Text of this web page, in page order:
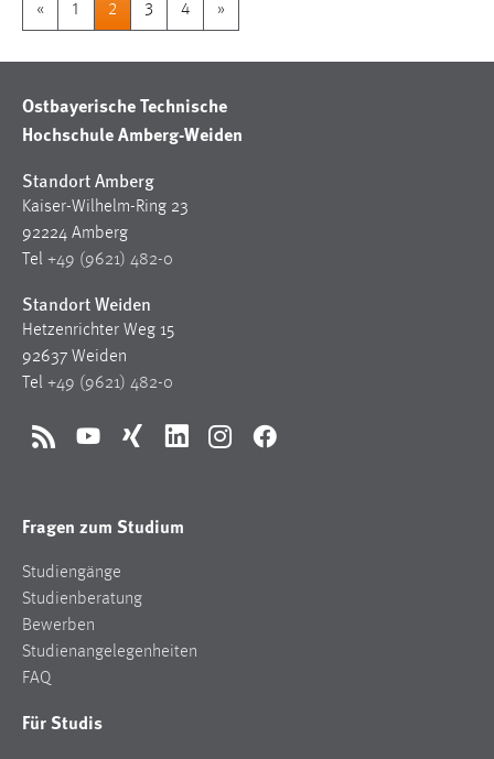
« 1 2 3 4 »
Ostbayerische Technische
Hochschule Amberg-Weiden
Standort Amberg
Kaiser-Wilhelm-Ring 23
92224 Amberg
Tel +49 (9621) 482-0
Standort Weiden
Hetzenrichter Weg 15
92637 Weiden
Tel +49 (9621) 482-0
RSS YouTubeXing LinkedInInstagramFacebook
Fragen zum Studium
Studiengänge
Studienberatung
Bewerben
Studienangelegenheiten
FAQ
Für Studis